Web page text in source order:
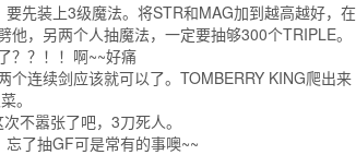
先装上3级魔法。将STR和MAG加到越高越好，在
，另两个人抽魔法，一定要抽够300个TRIPLE。
？？！！啊~~好痛
连续剑应该就可以了。TOMBERRY KING爬出来
。
不嚣张了吧，3刀死人。
了抽GF可是常有的事噢~~